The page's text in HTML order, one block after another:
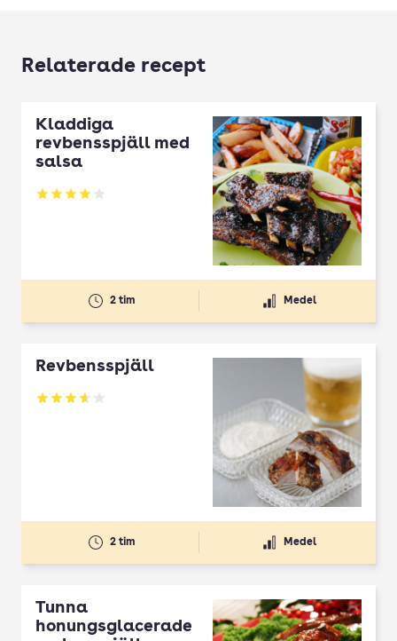
Relaterade recept
Kladdiga
revbensspjäll med
salsa
Betyg: 3.95 av 5
2 tim Medel
Revbensspjäll
Betyg: 3.62 av 5
2 tim Medel
Tunna
honungsglacerade